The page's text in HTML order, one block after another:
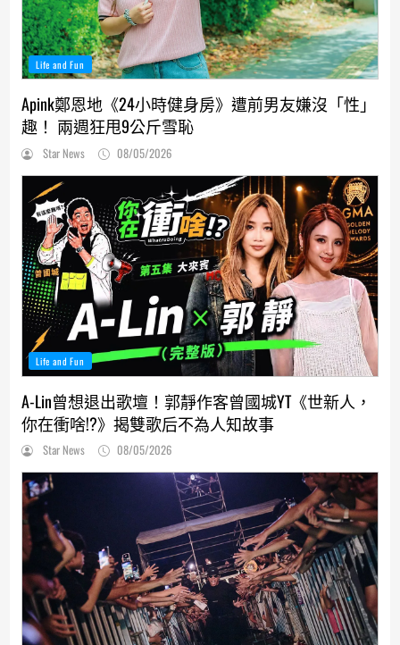
Life and Fun
Apink鄭恩地《24小時健身房》遭前男友嫌沒「性」
趣！ 兩週狂甩9公斤雪恥
Star News 08/05/2026
Life and Fun
A-Lin曾想退出歌壇！郭靜作客曾國城YT《世新人，
你在衝啥!?》揭雙歌后不為人知故事
Star News 08/05/2026